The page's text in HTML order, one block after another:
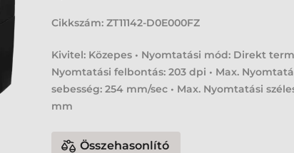
Cikkszám: ZT11142-D0E000FZ
Kivitel: Közepes • Nyomtatási mód: Direkt
Nyomtatási felbontás: 203 dpi • Max.
sebesség: 254 mm/sec • Max. Nyomtatási
mm
Összehasonlító